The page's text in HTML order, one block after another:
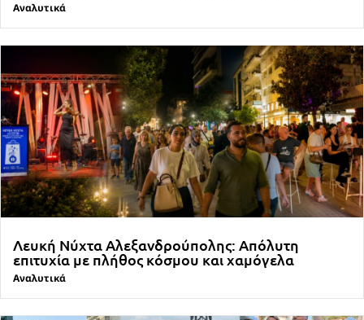
Αναλυτικά
Λευκή Νύχτα Αλεξανδρούπολης: Απόλυτη
επιτυχία με πλήθος κόσμου και χαμόγελα
Αναλυτικά